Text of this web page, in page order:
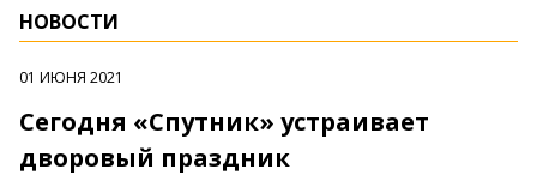
НОВОСТИ
01 ИЮНЯ 2021
Сегодня «Спутник» устраивает
дворовый праздник